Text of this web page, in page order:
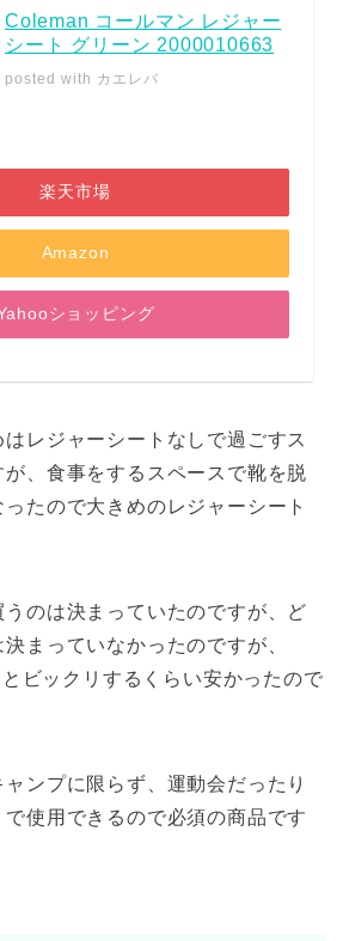
Coleman コールマン レジャー
シート グリーン 2000010663
posted with カエレバ
楽天市場
Amazon
ショッピング
レジャーシートなしで過ごすス
、食事をするスペースで靴を脱
たので大きめのレジャーシート
のは決まっていたのですが、ど
まっていなかったのですが、
ビックリするくらい安かったので
ンプに限らず、運動会だったり
で使用できるので必須の商品です